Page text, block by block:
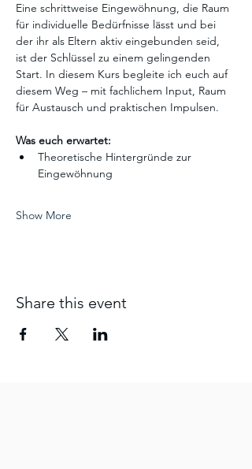
Eine schrittweise Eingewöhnung, die Raum
für individuelle Bedürfnisse lässt und bei
der ihr als Eltern aktiv eingebunden seid,
ist der Schlüssel zu einem gelingenden
Start. In diesem Kurs begleite ich euch auf
diesem Weg – mit fachlichem Input, Raum
für Austausch und praktischen Impulsen.
Was euch erwartet:
Theoretische Hintergründe zur
Eingewöhnung
Show More
Share this event